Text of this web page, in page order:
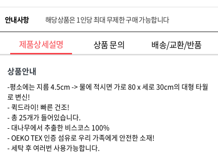
안내사항 해당상품은 1인당 최대 무제한 구매 가능합니다
제품상세설명 상품 문의 배송/교환/반품
상품안내
-평소에는 지름 4.5cm -> 물에 적시면 가로 80 x 세로 30cm의 대형 타월
로 변신!
- 퀵드라이! 빠른 건조!
- 총 25개가 들어있습니다.
- 대나무에서 추출한 비스코스 100%
- OEKO TEX 인증 섬유로 우리 가족에게 안전한 소재!
- 세탁 후 여러번 사용가능합니다.